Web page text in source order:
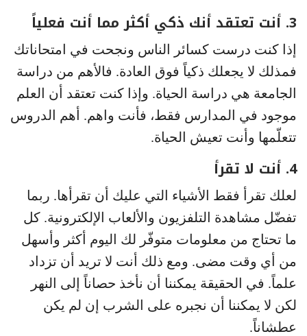
3. أنت تعتقد أنك ذكي أكثر مما أنت فعلياً
إذا كنت درست كسائر الناس ونجحت في امتحاناتك
فمذلك لا يجعلك ذكياً فوق العادة. فالأهم من دراسة
الجامعة هي دراسة الحياة. وإذا كنت تعتقد أن العلم
موجود في المدارس فقط، فأنت واهم. أهم الدروس
تتعلّمها وأنت تعيش الحياة.
4. أنت لا تقرأ
لعلك تقرأ فقط الأشياء التي عليك أن تقرأها. ربما
تفضّل مشاهدة التلفزيون والألعاب الإلكترونية. كل
ما تحتاج من معلومات متوفّر لك اليوم أكثر وأسهل
من أي وقت مضى. ومع ذلك أنت لا تريد أن تزداد
علماً. في الحقيقة يمكننا أن نأخذ حصاناً إلى النهر
لكن لا يمكننا أن نجبره على الشرب إن لم يكن
عطشاناً.